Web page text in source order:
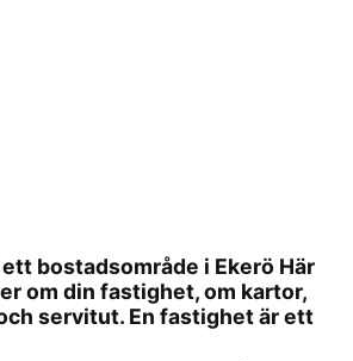
bostadsområde i Ekerö Här
om din fastighet, om kartor,
servitut. En fastighet är ett